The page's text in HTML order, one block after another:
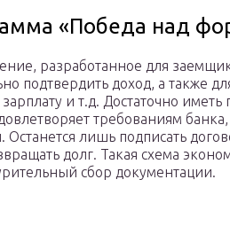
«Победа над
разработанное для
подтвердить доход, а также
и т.д. Достаточно иметь
требованиям банка,
Останется лишь подписать
долг. Такая схема
сбор документации.